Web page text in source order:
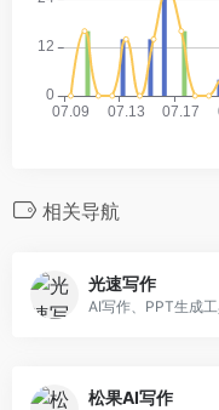
相关导航
光速写作
AI写作、PPT生成
松果AI写作